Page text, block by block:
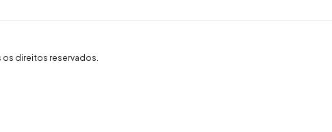
os direitos reservados.